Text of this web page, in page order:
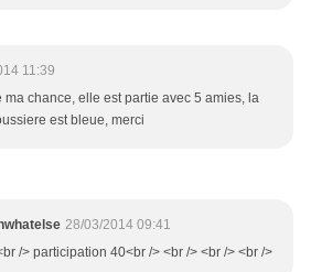
11:39
ma chance, elle est partie avec 5 amies, la
est bleue, merci
28/03/2014 09:41
/> participation 40<br /> <br /> <br /> <br />